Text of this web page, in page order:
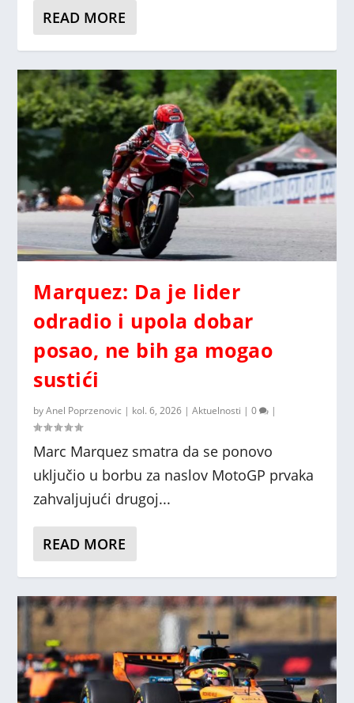
READ MORE
Marquez: Da je lider
odradio i upola dobar
posao, ne bih ga mogao
sustići
byAnel Poprzenovic | kol. 6, 2026 |Aktuelnosti |0 |
Marc Marquez smatra da se ponovo
uključio u borbu za naslov MotoGP prvaka
zahvaljujući drugoj...
READ MORE